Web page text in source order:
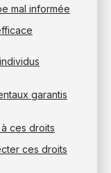
mal informée
garantis
ces droits
ces droits